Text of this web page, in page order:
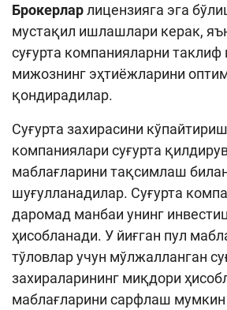
Брокерларлицензияга эга
мустақил ишлашлари керак,
суғурта компанияларни
мижознинг эҳтиёжларини
қондирадилар.
Суғурта захирасини
компаниялари суғурта
маблағларини тақсимлаш
шуғулланадилар. Суғурта
даромад манбаи унинг
ҳисобланади. У йиғган пул
тўловлар учун мўлжалланган
захираларининг миқдори
маблағларини сарфлаш мумкин